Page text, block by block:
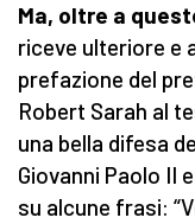
Ma, oltre a
riceve ulteriore e
prefazione del
Robert Sarah al
una bella difesa
Giovanni Paolo II
su alcune frasi: